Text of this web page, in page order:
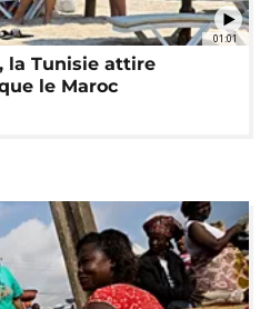
01:01
la Tunisie attire
le Maroc